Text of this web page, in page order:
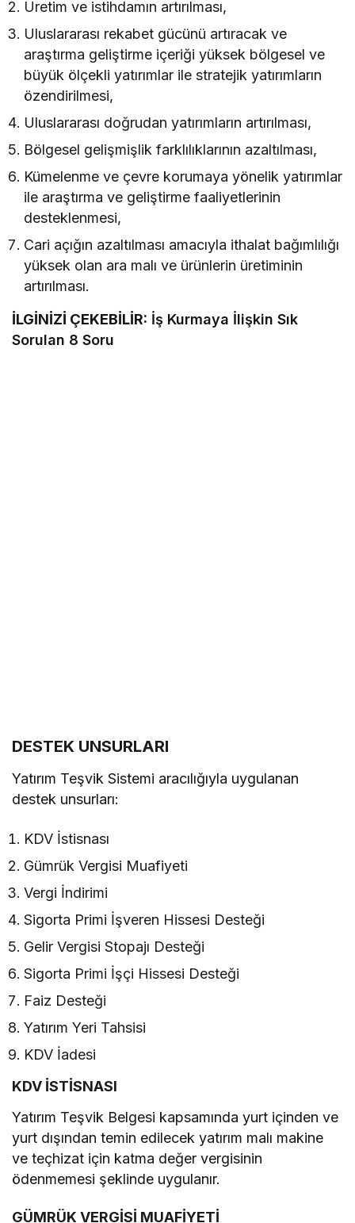
Üretim ve istihdamın artırılması,
Uluslararası rekabet gücünü artıracak ve
araştırma geliştirme içeriği yüksek bölgesel ve
büyük ölçekli yatırımlar ile stratejik yatırımların
özendirilmesi,
Uluslararası doğrudan yatırımların artırılması,
Bölgesel gelişmişlik farklılıklarının azaltılması,
Kümelenme ve çevre korumaya yönelik yatırımlar
ile araştırma ve geliştirme faaliyetlerinin
desteklenmesi,
Cari açığın azaltılması amacıyla ithalat bağımlılığı
yüksek olan ara malı ve ürünlerin üretiminin
artırılması.
İLGİNİZİ ÇEKEBİLİR: İş Kurmaya İlişkin Sık
Sorulan 8 Soru
DESTEK UNSURLARI
Yatırım Teşvik Sistemi aracılığıyla uygulanan
destek unsurları:
KDV İstisnası
Gümrük Vergisi Muafiyeti
Vergi İndirimi
Sigorta Primi İşveren Hissesi Desteği
Gelir Vergisi Stopajı Desteği
Sigorta Primi İşçi Hissesi Desteği
Faiz Desteği
Yatırım Yeri Tahsisi
KDV İadesi
KDV İSTİSNASI
Yatırım Teşvik Belgesi kapsamında yurt içinden ve
yurt dışından temin edilecek yatırım malı makine
ve teçhizat için katma değer vergisinin
ödenmemesi şeklinde uygulanır.
GÜMRÜK VERGİSİ MUAFİYETİ